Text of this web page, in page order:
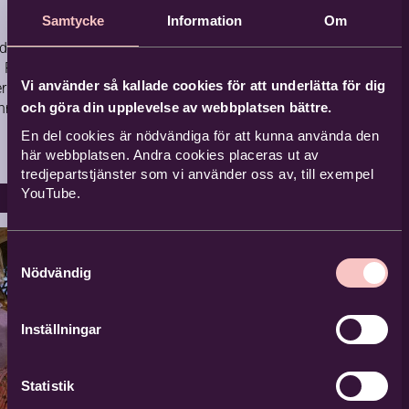
Samtycke Information Om
Vi använder så kallade cookies för att underlätta för dig
och göra din upplevelse av webbplatsen bättre.
En del cookies är nödvändiga för att kunna använda den
här webbplatsen. Andra cookies placeras ut av
tredjepartstjänster som vi använder oss av, till exempel
YouTube.
Nödvändig
Inställningar
Statistik
Björn
Thiel.
Sara och